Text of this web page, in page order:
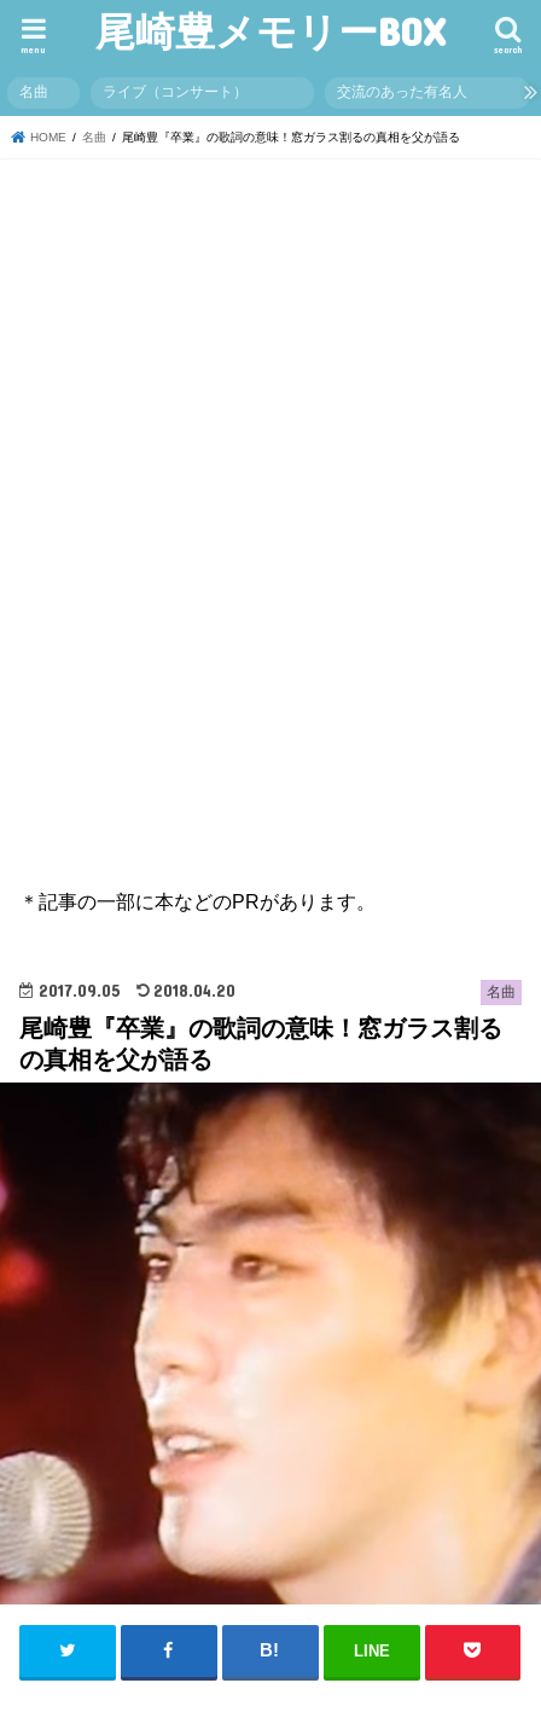
尾崎豊メモリーBOX search
menu
名曲 ライブ（コンサート） 交流のあった有名人
HOME 名曲 尾崎豊『卒業』の歌詞の意味！窓ガラス割るの真相を父が語る
＊記事の一部に本などのPRがあります。
名曲
2017.09.05 2018.04.20
尾崎豊『卒業』の歌詞の意味！窓ガラス割る
の真相を父が語る
LINE